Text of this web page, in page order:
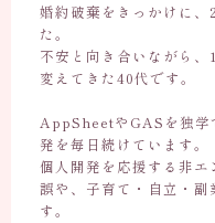
婚約破棄をきっかけに
た。
不安と向き合いながら、
変えてきた40代です。
AppSheetやGASを独学
発を毎日続けています。
個人開発を応援する非
誤や、子育て・自立・副
す。